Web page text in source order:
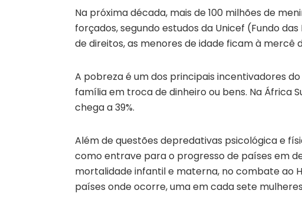
Na próxima década, mais de 100 milhões de
forçados, segundo estudos da Unicef (Fundo
de direitos, as menores de idade ficam à mercê
A pobreza é um dos principais incentivadores
família em troca de dinheiro ou bens. Na África
chega a 39%.
Além de questões depredativas psicológica e
como entrave para o progresso de países em
mortalidade infantil e materna, no combate ao
países onde ocorre, uma em cada sete